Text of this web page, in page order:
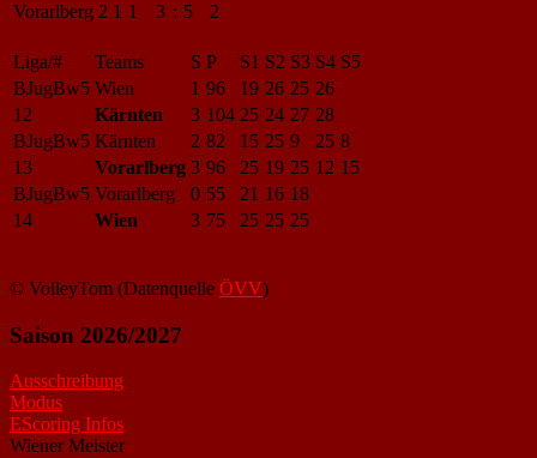
Vorarlberg 2 1 1 3 : 5 2
Liga/# Teams S P S1 S2 S3 S4 S5
BJugBw5 Wien 1 96 19 26 25 26
12
Kärnten 3 104 25 24 27 28
BJugBw5 Kärnten 2 82 15 25 9 25 8
13
Vorarlberg 3 96 25 19 25 12 15
BJugBw5 Vorarlberg 0 55 21 16 18
14
Wien 3 75 25 25 25
© VolleyTom (Datenquelle ÖVV)
Saison 2026/2027
Ausschreibung
Modus
EScoring Infos
Wiener Meister